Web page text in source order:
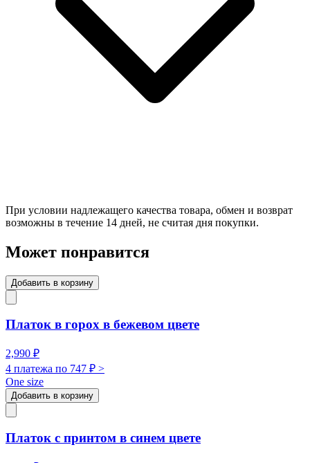
При условии надлежащего качества товара, обмен и возврат
возможны в течение 14 дней, не считая дня покупки.
Может понравится
Добавить в корзину
Платок в горох в бежевом цвете
2,990 ₽
4 платежа по 747 ₽ >
One size
Добавить в корзину
Платок с принтом в синем цвете